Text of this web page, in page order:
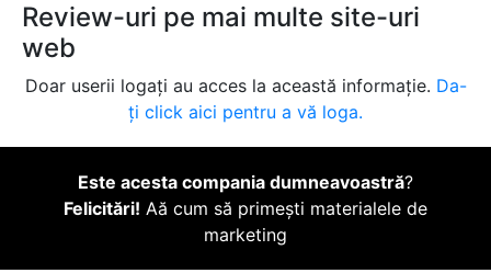
Review-uri pe mai multe site-uri
web
Doar userii logați au acces la această informație. Da-
ți click aici pentru a vă loga.
Este acesta compania dumneavoastră?
Felicitări! Aă cum să primești materialele de
marketing